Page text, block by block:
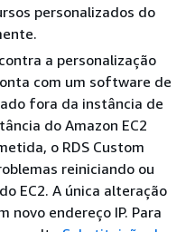
personalizados do
a personalização
com um software de
fora da instância de
do Amazon EC2
o RDS Custom
reiniciando ou
EC2. A única alteração
novo endereço IP. Para